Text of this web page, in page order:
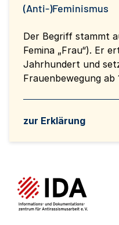
(Anti-)Feminismus
Der Begriff stammt
Femina „Frau“). Er
Jahrhundert und
Frauenbewegung ab
zur Erklärung